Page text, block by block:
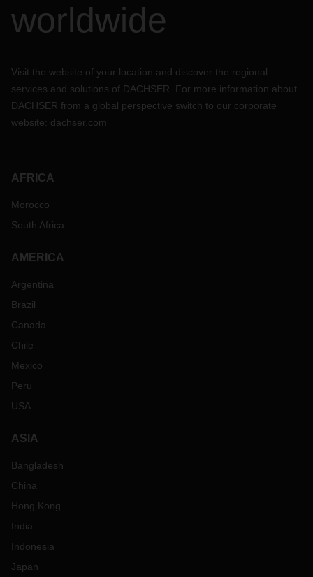
worldwide
Visit the website of your location and discover the regional
services and solutions of DACHSER. For more information about
DACHSER from a global perspective switch to our corporate
website: dachser.com
AFRICA
Morocco
South Africa
AMERICA
Argentina
Brazil
Canada
Chile
Mexico
Peru
USA
ASIA
Bangladesh
China
Hong Kong
India
Indonesia
Japan